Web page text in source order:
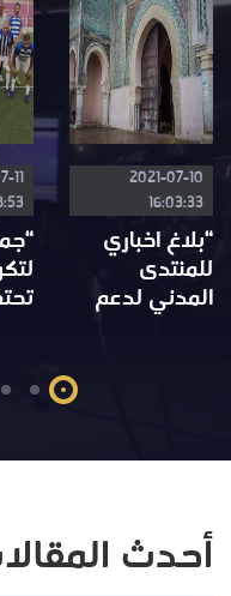
11
2021-07-10
16:03:33
“بلاغ اخباري
للمنتدى
المدني لدعم
ومواكبة برامج
مدينة مكناس”
أحدث